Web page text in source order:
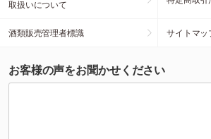
取扱いについて
酒類販売管理者標識 サイトマッ
お客様の声をお聞かせください